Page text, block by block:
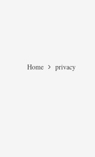
Home privacy